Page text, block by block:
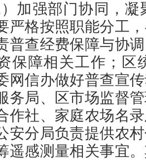
）加强部门协同，
严格按照职能分工
普查经费保障与协
保障相关工作；区
网信办做好普查宣
务局、区市场监督
作社、家庭农场名
安分局负责提供农
遥感测量相关事宜